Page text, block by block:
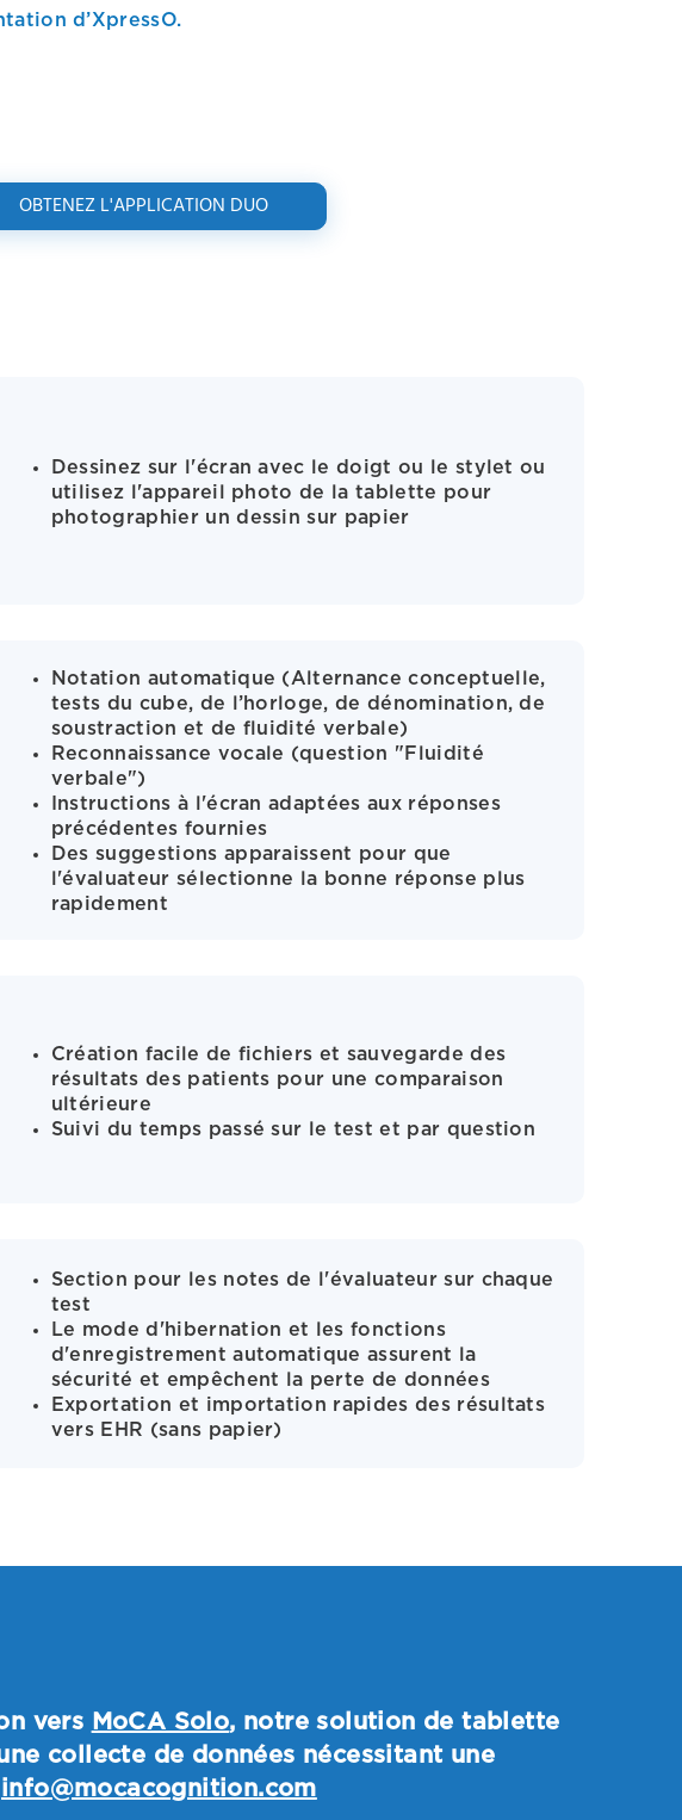
d’XpressO.
OBTENEZ L'APPLICATION DUO
Dessinez sur l'écran avec le doigt ou le stylet ou
utilisez l'appareil photo de la tablette pour
photographier un dessin sur papier
Notation automatique (Alternance conceptuelle,
tests du cube, de l’horloge, de dénomination, de
soustraction et de fluidité verbale)
Reconnaissance vocale (question "Fluidité
verbale")
Instructions à l'écran adaptées aux réponses
précédentes fournies
Des suggestions apparaissent pour que
l'évaluateur sélectionne la bonne réponse plus
rapidement
Création facile de fichiers et sauvegarde des
résultats des patients pour une comparaison
ultérieure
Suivi du temps passé sur le test et par question
Section pour les notes de l'évaluateur sur chaque
test
Le mode d'hibernation et les fonctions
d'enregistrement automatique assurent la
sécurité et empêchent la perte de données
Exportation et importation rapides des résultats
vers EHR (sans papier)
vers MoCA Solo, notre solution de tablette
collecte de données nécessitant une
info@mocacognition.com